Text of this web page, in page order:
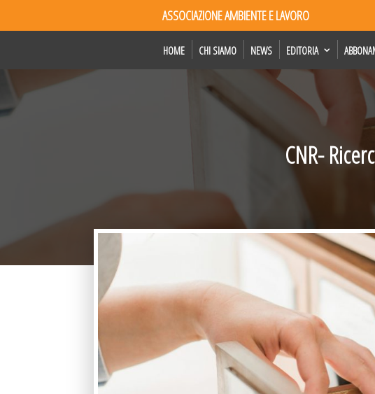
ASSOCIAZIONE AMBIENTE E LAVORO
HOME CHI SIAMO NEWS EDITORIA
CNR-